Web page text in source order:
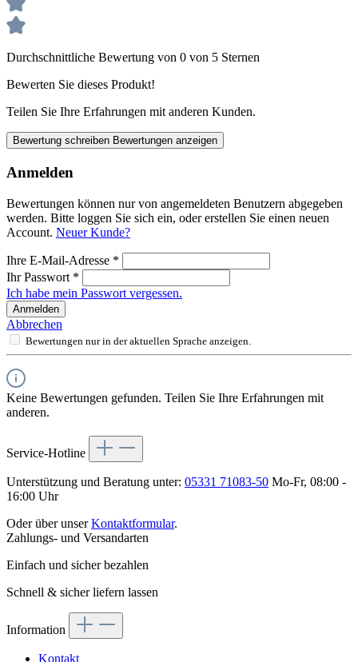
Durchschnittliche Bewertung von 0 von 5 Sternen
Bewerten Sie dieses Produkt!
Teilen Sie Ihre Erfahrungen mit anderen Kunden.
Bewertung schreiben Bewertungen anzeigen
Anmelden
Bewertungen können nur von angemeldeten Benutzern abgegeben
werden. Bitte loggen Sie sich ein, oder erstellen Sie einen neuen
Account. Neuer Kunde?
Ihre E-Mail-Adresse *
Ihr Passwort *
Ich habe mein Passwort vergessen.
Anmelden
Abbrechen
Bewertungen nur in der aktuellen Sprache anzeigen.
Keine Bewertungen gefunden. Teilen Sie Ihre Erfahrungen mit
anderen.
Service-Hotline
Unterstützung und Beratung unter: 05331 71083-50 Mo-Fr, 08:00 -
16:00 Uhr
Oder über unserKontaktformular.
Zahlungs- und Versandarten
Einfach und sicher bezahlen
Schnell & sicher liefern lassen
Information
Kontakt